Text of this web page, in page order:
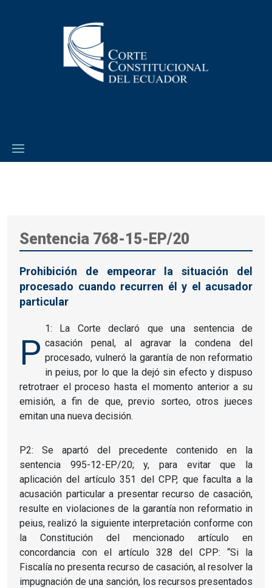
Sentencia 768-15-EP/20
Prohibición de empeorar la situación del
procesado cuando recurren él y el acusador
particular
P
1: La Corte declaró que una sentencia de
casación penal, al agravar la condena del
procesado, vulneró la garantía de non reformatio
in peius, por lo que la dejó sin efecto y dispuso
retrotraer el proceso hasta el momento anterior a su
emisión, a fin de que, previo sorteo, otros jueces
emitan una nueva decisión.
P2: Se apartó del precedente contenido en la
sentencia 995-12-EP/20; y, para evitar que la
aplicación del artículo 351 del CPP, que faculta a la
acusación particular a presentar recurso de casación,
resulte en violaciones de la garantía non reformatio in
peius, realizó la siguiente interpretación conforme con
la Constitución del mencionado artículo en
concordancia con el artículo 328 del CPP: “Si la
Fiscalía no presenta recurso de casación, al resolver la
impugnación de una sanción, los recursos presentados